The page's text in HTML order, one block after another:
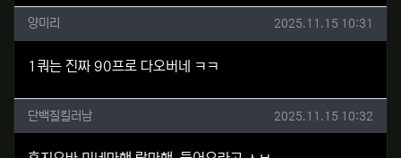
양미리님의 댓글
양미리 작성일
2025.11.15 10:31
1쿼는 진짜 90프로 다오버네 ㅋㅋ
단백질킬러남님의 댓글
단백질킬러남 작성일
2025.11.15 10:32